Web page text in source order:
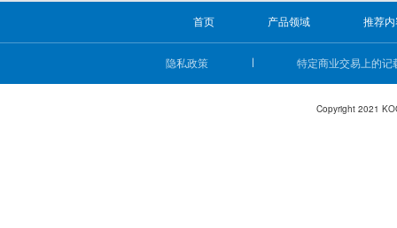
首页 产品领域 推荐
隐私政策 特定商业交易上的记
Copyright 2021